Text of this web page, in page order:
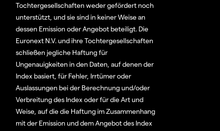
Tochtergesellschaften weder gefördert noch
unterstützt, und sie sind in keiner Weise an
dessen Emission oder Angebot beteiligt. Die
Euronext N.V. und ihre Tochtergesellschaften
schließen jegliche Haftung für
Ungenauigkeiten in den Daten, auf denen der
Index basiert, für Fehler, Irrtümer oder
Auslassungen bei der Berechnung und/oder
Verbreitung des Index oder für die Art und
Weise, auf die die Haftung im Zusammenhang
mit der Emission und dem Angebot des Index